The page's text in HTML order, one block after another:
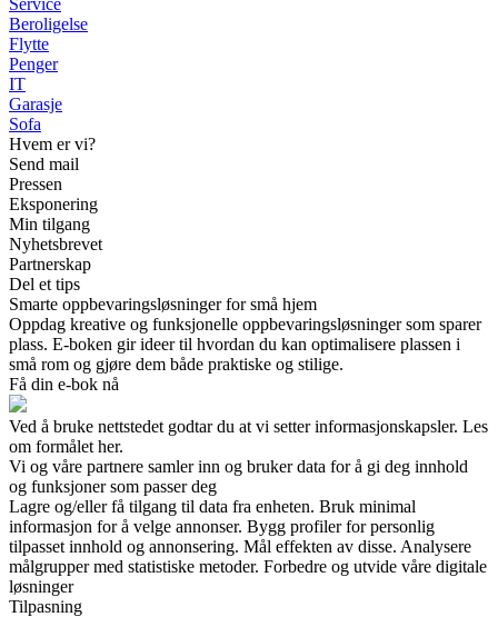
Beroligelse
Flytte
Penger
IT
Garasje
Sofa
Hvem er vi?
Send mail
Pressen
Eksponering
Min tilgang
Nyhetsbrevet
Partnerskap
Del et tips
Smarte oppbevaringsløsninger for små hjem
Oppdag kreative og funksjonelle oppbevaringsløsninger som sparer
plass. E-boken gir ideer til hvordan du kan optimalisere plassen i
små rom og gjøre dem både praktiske og stilige.
Få din e-bok nå
Ved å bruke nettstedet godtar du at vi setter informasjonskapsler. Les
om formålet her.
Vi og våre partnere samler inn og bruker data for å gi deg innhold
og funksjoner som passer deg
Lagre og/eller få tilgang til data fra enheten. Bruk minimal
informasjon for å velge annonser. Bygg profiler for personlig
tilpasset innhold og annonsering. Mål effekten av disse. Analysere
målgrupper med statistiske metoder. Forbedre og utvide våre digitale
løsninger
Tilpasning